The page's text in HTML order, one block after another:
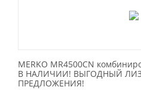
MERKO MR4500CN
В НАЛИЧИИ! ВЫГОДНЫЙ
ПРЕДЛОЖЕНИЯ!